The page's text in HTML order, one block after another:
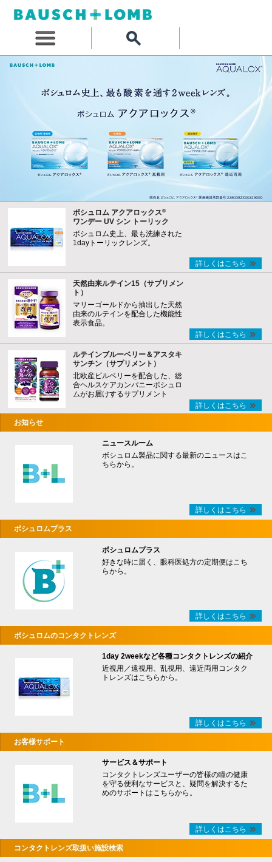
ボシュロム アクアロックス®
ワンデー UV シン トーリック
ボシュロム史上、最も洗練された
1dayトーリックレンズ。
詳しくはこちら
天然由来ルテイン15（サプリメン
ト）
マリーゴールドから抽出した天然
由来のルテインを配合した機能性
表示食品。
詳しくはこちら
ルテインブルーベリー＆アスタキ
サンチン（サプリメント）
北欧産ビルベリーを配合した、総
合ヘルスケアカンパニーボシュロ
ムがお届けするサプリメント
詳しくはこちら
お知らせ
ニュースルーム
ボシュロム製品に関する最新のニュースはこ
ちらから。
詳しくはこちら
ボシュロムプラス
ボシュロムプラス
好きな時に届く、眼科医処方の定期便はこち
らから。
詳しくはこちら
ボシュロムのコンタクトレンズ
1day 2weekなど各種コンタクトレンズの紹介
近視用／遠視用、乱視用、遠近両用コンタク
トレンズはこちらから。
詳しくはこちら
お客様サポート
サービス＆サポート
コンタクトレンズユーザーの皆様の瞳の健康
を守る便利なサービスと、疑問を解決するた
めのサポートはこちらから。
詳しくはこちら
コンタクトレンズ取扱い施設検索